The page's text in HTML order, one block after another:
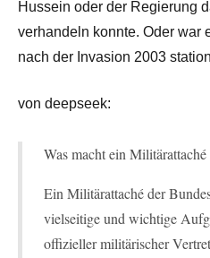
Hussein oder der Regierung
verhandeln konnte. Oder war
nach der Invasion 2003
von deepseek:
Was macht ein
Ein Militärattaché der
vielseitige und wichtige
offizieller militärischer